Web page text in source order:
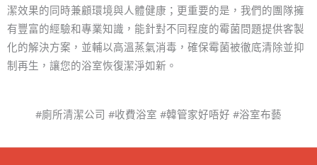
潔效果的同時兼顧環境與人體健康；更重要的是，我們的團隊擁
有豐富的經驗和專業知識，能針對不同程度的霉菌問題提供客製
化的解決方案，並輔以高溫蒸氣消毒，確保霉菌被徹底清除並抑
制再生，讓您的浴室恢復潔淨如新。
#廁所清潔公司 #收費浴室 #韓管家好唔好 #浴室布藝